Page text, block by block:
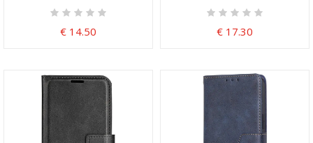
€ 14.50 € 17.30